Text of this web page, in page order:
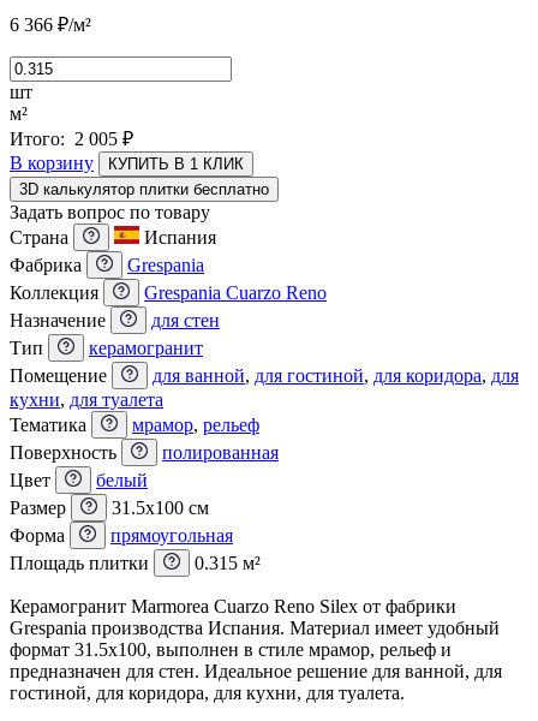
6 366 ₽/м²
шт
м²
Итого: 2 005 ₽
В корзину
КУПИТЬ В 1 КЛИК
3D калькулятор плитки бесплатно
Задать вопрос по товару
Страна
Испания
Фабрика
Grespania
Коллекция
Grespania Cuarzo Reno
Назначение
для стен
Тип
керамогранит
Помещение
для ванной, для гостиной, для коридора, для
кухни, для туалета
Тематика
мрамор, рельеф
Поверхность
полированная
Цвет
белый
Размер
31.5x100 см
Форма
прямоугольная
Площадь плитки
0.315 м²
Керамогранит Marmorea Cuarzo Reno Silex от фабрики
Grespania производства Испания. Материал имеет удобный
формат 31.5x100, выполнен в стиле мрамор, рельеф и
предназначен для стен. Идеальное решение для ванной, для
гостиной, для коридора, для кухни, для туалета.